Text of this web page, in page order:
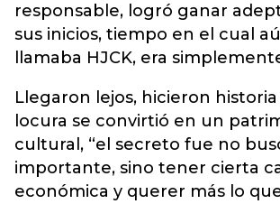
responsable, logró ganar
sus inicios, tiempo en el cual
llamaba HJCK, era
Llegaron lejos, hicieron historia
locura se convirtió en un
cultural, “el secreto fue no
importante, sino tener cierta
económica y querer más lo